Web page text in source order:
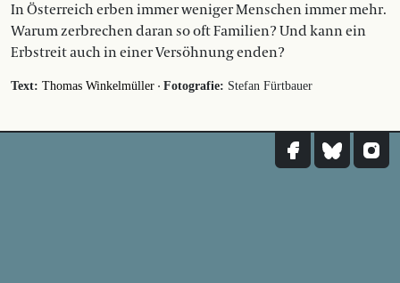
In Österreich erben immer weniger Menschen immer mehr.
Warum zerbrechen daran so oft Familien? Und kann ein
Erbstreit auch in einer Versöhnung enden?
Text: Thomas Winkelmüller · Fotografie: Stefan Fürtbauer